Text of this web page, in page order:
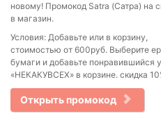
новому! Промокод Satra (Сатра) на
в магазин.
Условия: Добавьте или в корзину,
стоимостью от 600руб. Выберите
бумаги и добавьте понравившийся
«НЕКАКУВСЕХ» в корзине. скидка
Открыть промокод